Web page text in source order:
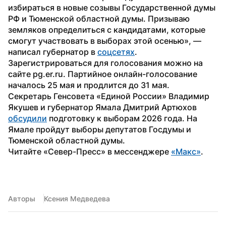
избираться в новые созывы Государственной думы
РФ и Тюменской областной думы. Призываю
земляков определиться с кандидатами, которые
смогут участвовать в выборах этой осенью», —
написал губернатор в соцсетях.
Зарегистрироваться для голосования можно на
сайте pg.er.ru. Партийное онлайн-голосование
началось 25 мая и продлится до 31 мая.
Секретарь Генсовета «Единой России» Владимир
обсудили подготовку к выборам 2026 года. На
Ямале пройдут выборы депутатов Госдумы и
Тюменской областной думы.
Читайте «Север-Пресс» в мессенджере «Макс».
Авторы Ксения Медведева